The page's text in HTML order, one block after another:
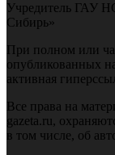
Учредитель ГАУ
Сибирь»
При полном или
опубликованных
активная
Все права на
gazeta.ru,
в том числе, об